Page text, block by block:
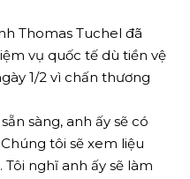
Thomas Tuchel đã
vụ quốc tế dù tiền vệ
1/2 vì chấn thương
sàng, anh ấy sẽ có
tôi sẽ xem liệu
nghĩ anh ấy sẽ làm